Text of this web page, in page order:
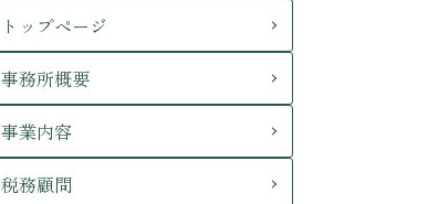
トップページ
事務所概要
事業内容
税務顧問